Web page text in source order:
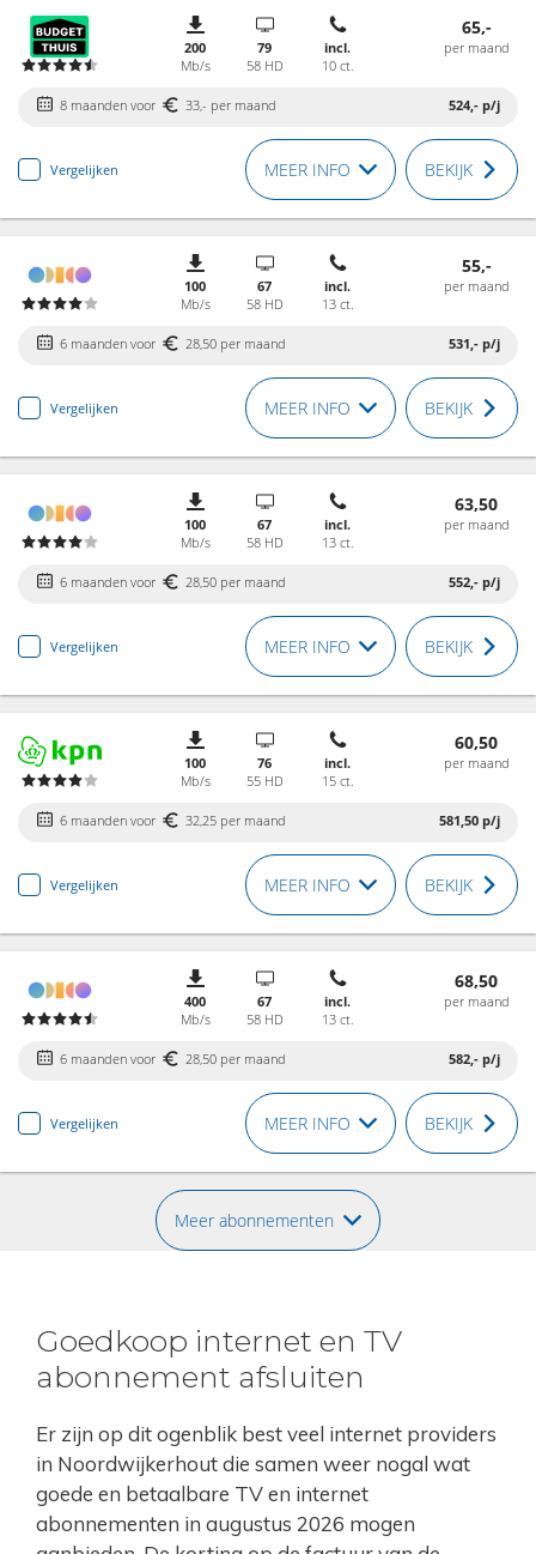
200
Mb/s
79
58 HD
incl.
10 ct.
65,-
per maand
8 maanden voor 33,- per maand 524,- p/j
Vergelijken MEER INFO BEKIJK
100
Mb/s
67
58 HD
incl.
13 ct.
55,-
per maand
6 maanden voor 28,50 per maand 531,- p/j
Vergelijken MEER INFO BEKIJK
100
Mb/s
67
58 HD
incl.
13 ct.
63,50
per maand
6 maanden voor 28,50 per maand 552,- p/j
Vergelijken MEER INFO BEKIJK
100
Mb/s
76
55 HD
incl.
15 ct.
60,50
per maand
6 maanden voor 32,25 per maand 581,50 p/j
Vergelijken MEER INFO BEKIJK
400
Mb/s
67
58 HD
incl.
13 ct.
68,50
per maand
6 maanden voor 28,50 per maand 582,- p/j
Vergelijken MEER INFO BEKIJK
Meer abonnementen
Goedkoop internet en TV
abonnement afsluiten
Er zijn op dit ogenblik best veel internet providers
in Noordwijkerhout die samen weer nogal wat
goede en betaalbare TV en internet
abonnementen in augustus 2026 mogen